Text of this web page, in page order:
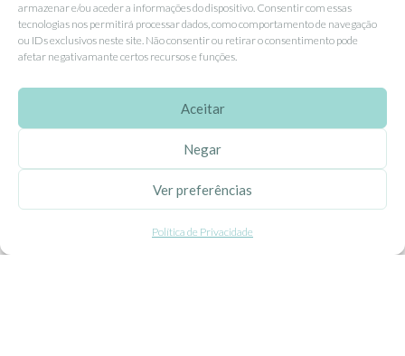
armazenar e/ou aceder a informações do dispositivo. Consentir com essas
tecnologias nos permitirá processar dados, como comportamento de navegação
ou IDs exclusivos neste site. Não consentir ou retirar o consentimento pode
afetar negativamante certos recursos e funções.
Aceitar
Negar
Ver preferências
Política de Privacidade
Tel: (351) 234095278 Custo de Chamada para Rede Fixa Nacional
Email: info@ehgoom.com
Rua José Afonso, Nº 50, 3800-438 Aveiro, Portugal
Sobre Nós
Propriedade Intelectual
Colaboração com Bloggers